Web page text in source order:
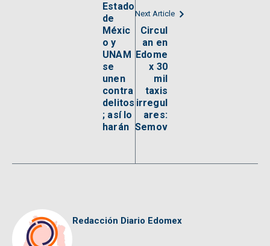
Estado
de
Méxic
o y
UNAM
se
unen
contra
delitos
; así lo
harán
Next Article
Circul
an en
Edome
x 30
mil
taxis
irregul
ares:
Semov
Redacción Diario Edomex